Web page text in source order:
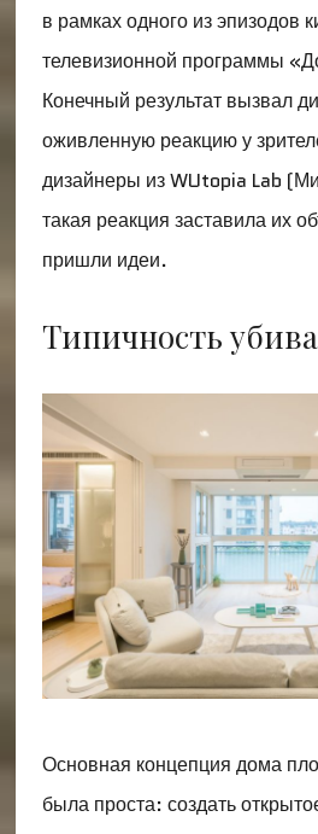
в рамках одного из эпизодов
телевизионной программы
Конечный результат вызвал
оживленную реакцию у
дизайнеры из WUtopia Lab
такая реакция заставила их
пришли идеи.
Типичность
Основная концепция дома
была проста: создать